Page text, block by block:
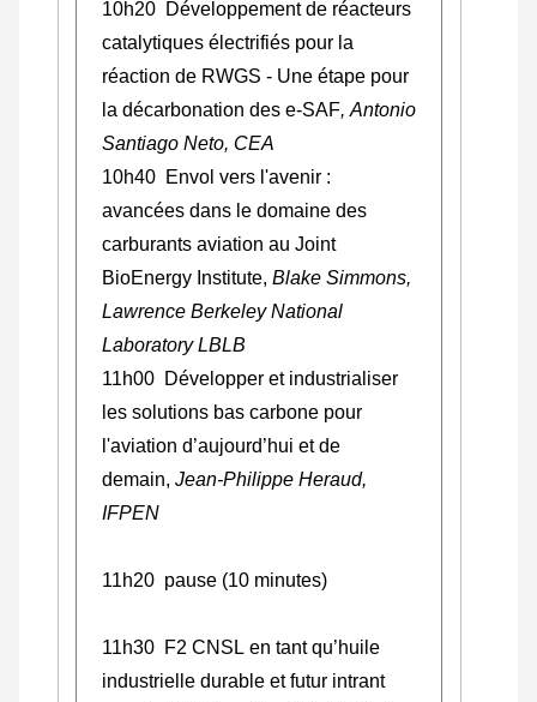
10h20 Développement de réacteurs
catalytiques électrifiés pour la
réaction de RWGS - Une étape pour
la décarbonation des e-SAF, Antonio
Santiago Neto, CEA
10h40 Envol vers l'avenir :
avancées dans le domaine des
carburants aviation au Joint
BioEnergy Institute,Blake Simmons,
Lawrence Berkeley National
Laboratory LBLB
11h00 Développer et industrialiser
les solutions bas carbone pour
l'aviation d’aujourd’hui et de
demain,Jean-Philippe Heraud,
IFPEN
11h20 pause (10 minutes)
11h30 F2 CNSL en tant qu’huile
industrielle durable et futur intrant